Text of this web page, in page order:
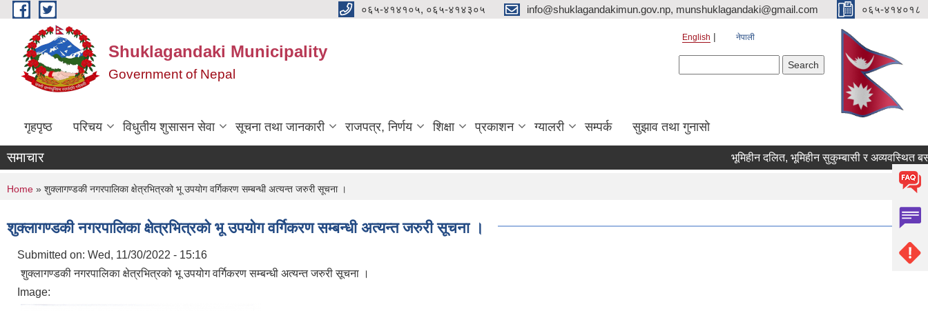
Skip to main content ०६५-४१४१०५, ०६५-४१४३०५ info@shuklagandakimun.gov.np, munshuklagandaki@gmail.com ०६५-४१४०१८
Shuklagandaki Municipality
Government of Nepal
English नेपाली
गृहपृष्ठ परिचय विधुतीय शुसासन सेवा सूचना तथा जानकारी राजपत्र, निर्णय शिक्षा प्रकाशन ग्यालरी सम्पर्क सुझाव तथा गुनासो
समाचार भूमिहीन दलित, भूमिहीन सुकुम्बासी र अव्यवस्थित
You are here
Home » शुक्लागण्डकी नगरपालिका क्षेत्रभित्रको भू उपयोग वर्गिकरण सम्बन्धी अत्यन्त जरुरी सूचना ।
शुक्लागण्डकी नगरपालिका क्षेत्रभित्रको भू उपयोग वर्गिकरण सम्बन्धी अत्यन्त जरुरी सूचना ।
Submitted on: Wed, 11/30/2022 - 15:16
शुक्लागण्डकी नगरपालिका क्षेत्रभित्रको भू उपयोग वर्गिकरण सम्बन्धी अत्यन्त जरुरी सूचना ।
Image: